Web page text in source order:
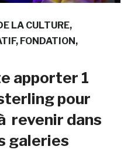
LA CULTURE
FONDATION
apporter 1
pour
revenir dans
galeries